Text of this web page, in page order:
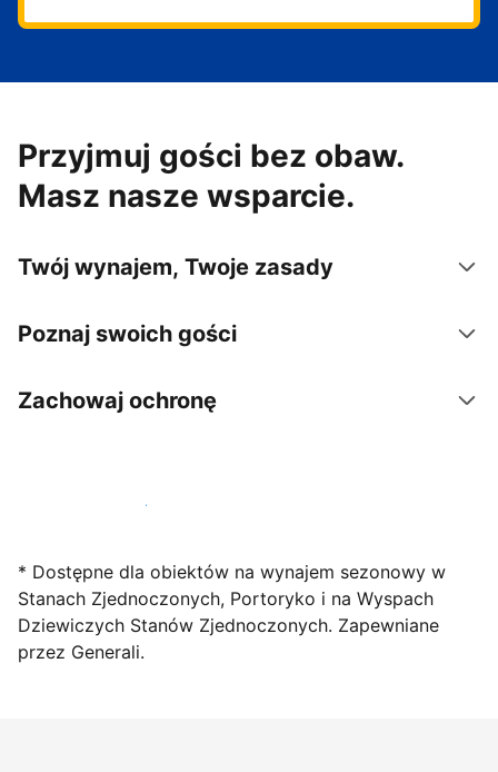
Przyjmuj gości bez obaw.
Masz nasze wsparcie.
Twój wynajem, Twoje zasady
Poznaj swoich gości
Zachowaj ochronę
Zarejestruj obiekt już dziś
* Dostępne dla obiektów na wynajem sezonowy w
Stanach Zjednoczonych, Portoryko i na Wyspach
Dziewiczych Stanów Zjednoczonych. Zapewniane
przez Generali.